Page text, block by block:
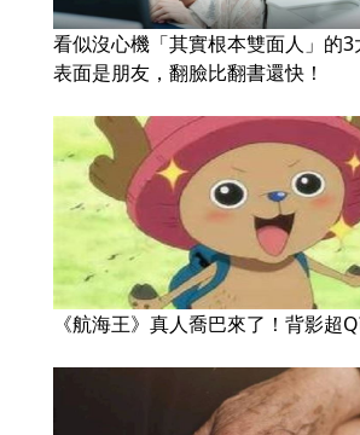
看似沒心機「其實根本雙面人」的
表面是朋友，翻臉比翻書還快！
《航海王》真人喬巴來了！背影超